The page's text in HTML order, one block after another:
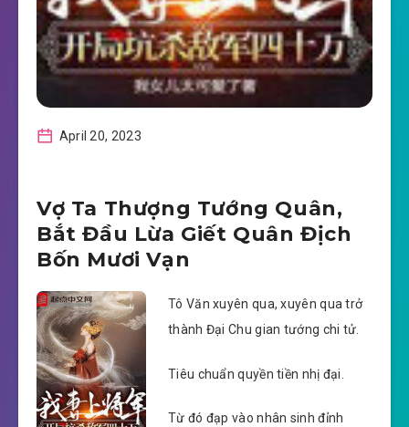
April 20, 2023
Vợ Ta Thượng Tướng Quân,
Bắt Đầu Lừa Giết Quân Địch
Bốn Mươi Vạn
Tô Văn xuyên qua, xuyên qua trở
thành Đại Chu gian tướng chi tử.
Tiêu chuẩn quyền tiền nhị đại.
Từ đó đạp vào nhân sinh đỉnh